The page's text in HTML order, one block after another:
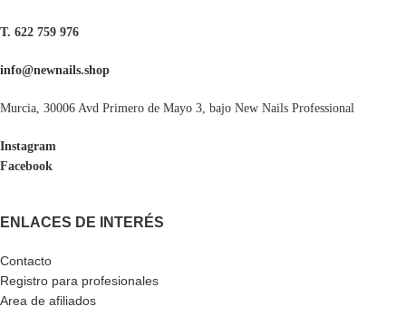
T. 622 759 976
info@newnails.shop
Murcia, 30006 Avd Primero de Mayo 3, bajo New Nails Professional
Instagram
Facebook
ENLACES DE INTERÉS
Contacto
Registro para profesionales
Area de afiliados